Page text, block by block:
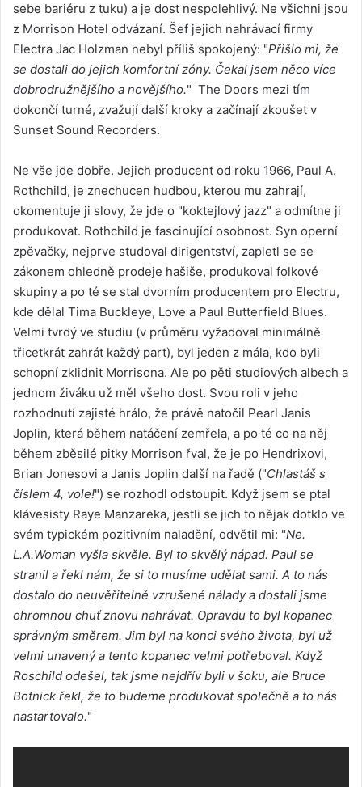
sebe bariéru z tuku) a je dost nespolehlivý. Ne všichni jsou
z Morrison Hotel odvázaní. Šef jejich nahrávací firmy
Electra Jac Holzman nebyl příliš spokojený: "Přišlo mi, že
se dostali do jejich komfortní zóny. Čekal jsem něco více
dobrodružnějšího a novějšího." The Doors mezi tím
dokončí turné, zvažují další kroky a začínají zkoušet v
Sunset Sound Recorders.
Ne vše jde dobře. Jejich producent od roku 1966, Paul A.
Rothchild, je znechucen hudbou, kterou mu zahrají,
okomentuje ji slovy, že jde o "koktejlový jazz" a odmítne ji
produkovat. Rothchild je fascinující osobnost. Syn operní
zpěvačky, nejprve studoval dirigentství, zapletl se se
zákonem ohledně prodeje hašiše, produkoval folkové
skupiny a po té se stal dvorním producentem pro Electru,
kde dělal Tima Buckleye, Love a Paul Butterfield Blues.
Velmi tvrdý ve studiu (v průměru vyžadoval minimálně
třicetkrát zahrát každý part), byl jeden z mála, kdo byli
schopní zklidnit Morrisona. Ale po pěti studiových albech a
jednom živáku už měl všeho dost. Svou roli v jeho
rozhodnutí zajisté hrálo, že právě natočil Pearl Janis
Joplin, která během natáčení zemřela, a po té co na něj
během zběsilé pitky Morrison řval, že je po Hendrixovi,
Brian Jonesovi a Janis Joplin další na řadě ("Chlastáš s
číslem 4, vole!") se rozhodl odstoupit. Když jsem se ptal
klávesisty Raye Manzareka, jestli se jich to nějak dotklo ve
svém typickém pozitivním naladění, odvětil mi: "Ne.
L.A.Woman vyšla skvěle. Byl to skvělý nápad. Paul se
stranil a řekl nám, že si to musíme udělat sami. A to nás
dostalo do neuvěřitelně vzrušené nálady a dostali jsme
ohromnou chuť znovu nahrávat. Opravdu to byl kopanec
správným směrem. Jim byl na konci svého života, byl už
velmi unavený a tento kopanec velmi potřeboval. Když
Roschild odešel, tak jsme nejdřív byli v šoku, ale Bruce
Botnick řekl, že to budeme produkovat společně a to nás
nastartovalo."